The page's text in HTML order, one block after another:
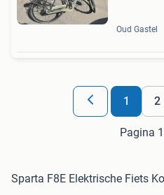
Oud Gastel
1 2
Pagina
Sparta F8E Elektrische Fiets